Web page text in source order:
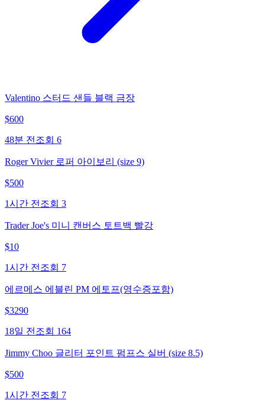
Valentino 스터드 샌들 블랙 금장
$600
48분 전 조회 6
Roger Vivier 로퍼 아이보리 (size 9)
$500
1시간 전 조회 3
Trader Joe's 미니 캔버스 토트백 빨강
$10
1시간 전 조회 7
에르메스 에블린 PM 에토프(영수증포함)
$3290
18일 전 조회 164
Jimmy Choo 글리터 포인트 펌프스 실버 (size 8.5)
$500
1시간 전 조회 7